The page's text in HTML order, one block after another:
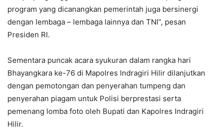
program yang dicanangkan pemerintah juga bersinergi
dengan lembaga – lembaga lainnya dan TNI”, pesan
Presiden RI.
Sementara puncak acara syukuran dalam rangka hari
Bhayangkara ke-76 di Mapolres Indragiri Hilir dilanjutkan
dengan pemotongan dan penyerahan tumpeng dan
penyerahan piagam untuk Polisi berprestasi serta
pemenang lomba foto oleh Bupati dan Kapolres Indragiri
Hilir.